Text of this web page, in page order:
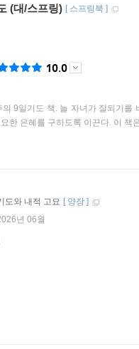
(대/스프링) [ 스프링북 ]
10.0
9일기도 책. 늘 자녀가 잘되기를
한 은혜를 구하도록 이끈다. 이 책
도와 내적 고요 [ 양장 ]
년 06월